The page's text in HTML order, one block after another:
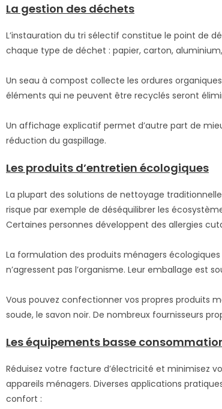
La gestion des déchets
L’instauration du tri sélectif constitue le point de
chaque type de déchet : papier, carton,
Un seau à compost collecte les ordures
éléments qui ne peuvent être recyclés seront
Un affichage explicatif permet d’autre part de
réduction du gaspillage.
Les produits d’entretien écologiques
La plupart des solutions de nettoyage
risque par exemple de déséquilibrer les
Certaines personnes développent des allergies
La formulation des produits ménagers
n’agressent pas l’organisme. Leur emballage est
Vous pouvez confectionner vos propres produits
soude, le savon noir. De nombreux fournisseurs
Les équipements basse
Réduisez votre facture d’électricité et minimisez
appareils ménagers. Diverses applications
confort :